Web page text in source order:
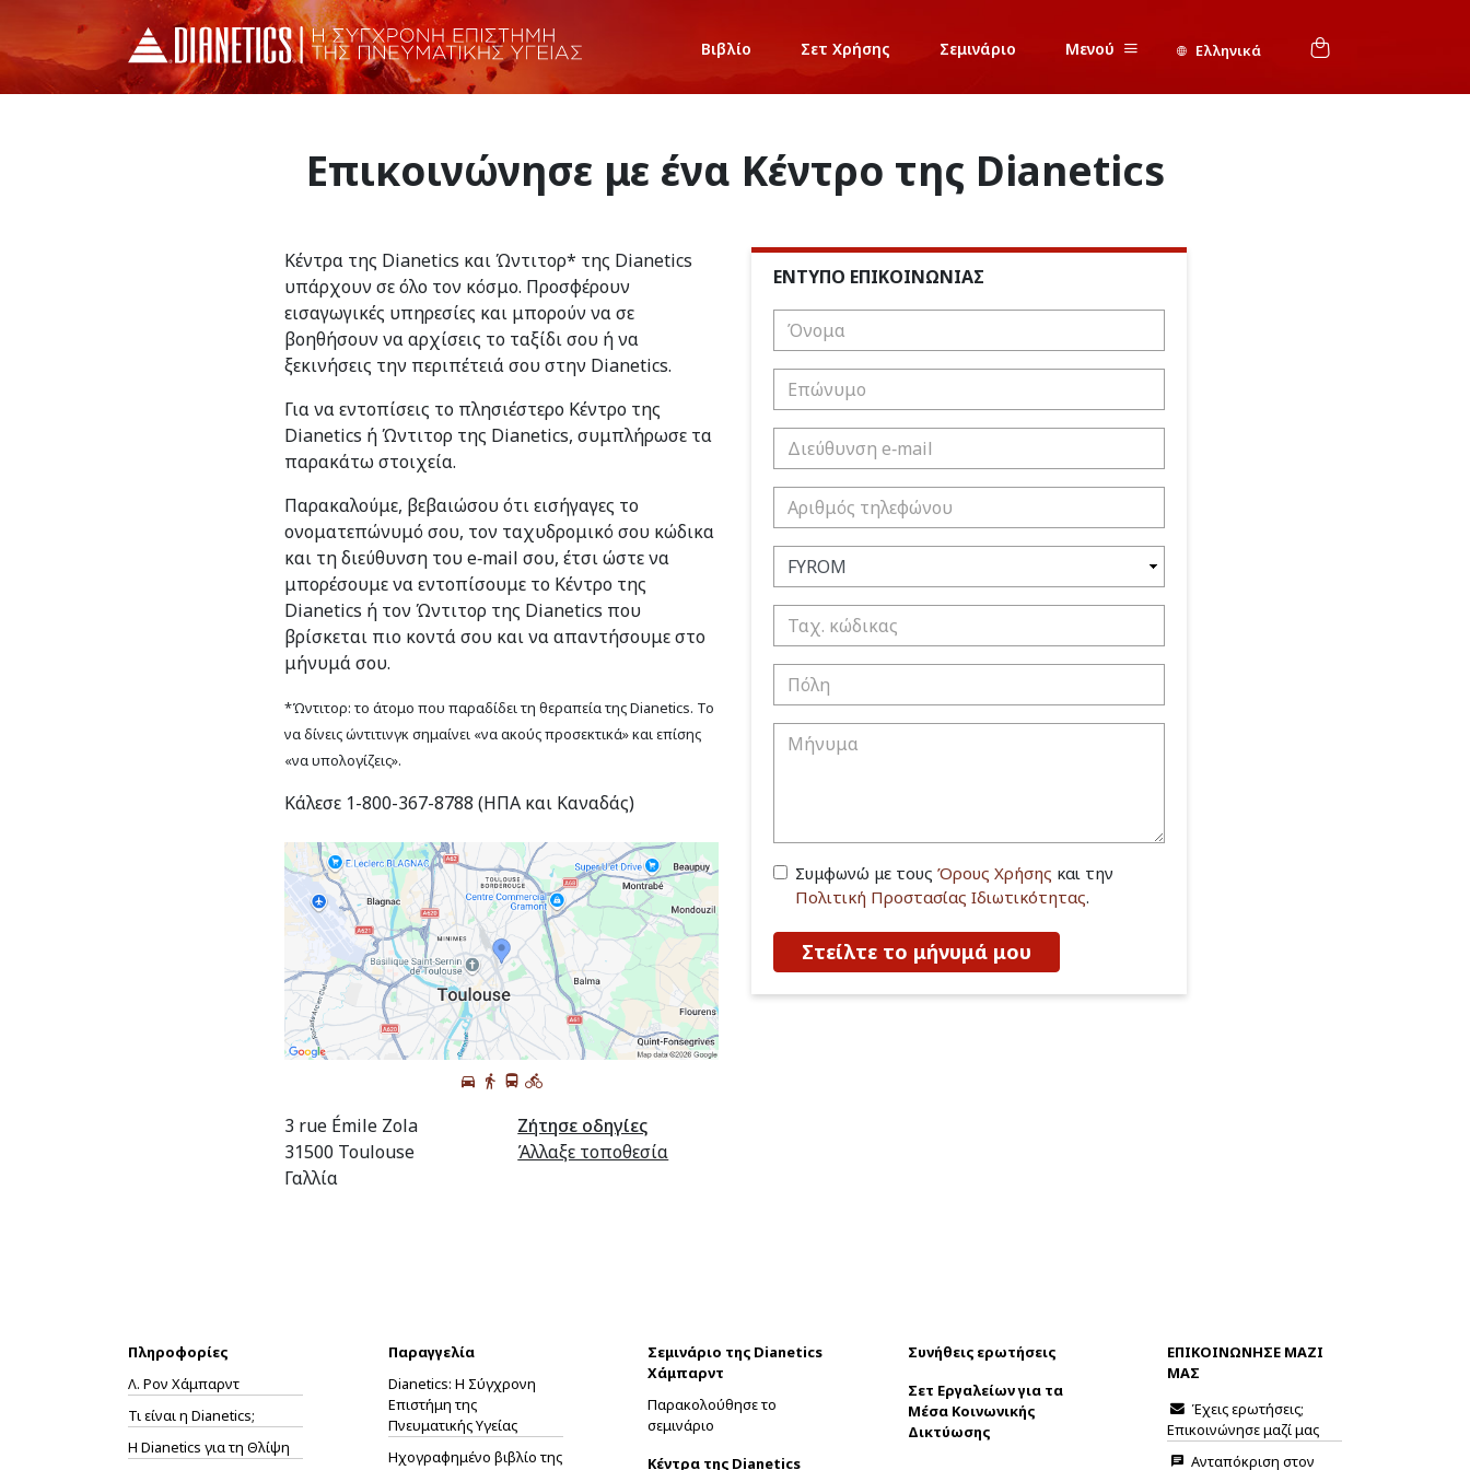
Βιβλίο Σετ Χρήσης Σεμινάριο Μενού Ελληνικά
Επικοινώνησε με ένα Κέντρο της Dianetics
Κέντρα της Dianetics και Ώντιτορ* της Dianetics
υπάρχουν σε όλο τον κόσμο. Προσφέρουν
εισαγωγικές υπηρεσίες και μπορούν να σε
βοηθήσουν να αρχίσεις το ταξίδι σου ή να
ξεκινήσεις την περιπέτειά σου στην Dianetics.
Για να εντοπίσεις το πλησιέστερο Κέντρο της
Dianetics ή Ώντιτορ της Dianetics, συμπλήρωσε τα
παρακάτω στοιχεία.
Παρακαλούμε, βεβαιώσου ότι εισήγαγες το
ονοματεπώνυμό σου, τον ταχυδρομικό σου κώδικα
και τη διεύθυνση του e‑mail σου, έτσι ώστε να
μπορέσουμε να εντοπίσουμε το Κέντρο της
Dianetics ή τον Ώντιτορ της Dianetics που
βρίσκεται πιο κοντά σου και να απαντήσουμε στο
μήνυμά σου.
*Ώντιτορ: το άτομο που παραδίδει τη θεραπεία της Dianetics. Το
να δίνεις ώντιτινγκ σημαίνει «να ακούς προσεκτικά» και επίσης
«να υπολογίζεις».
Κάλεσε 1-800-367-8788 (ΗΠΑ και Καναδάς)
3 rue Émile Zola
31500 Toulouse
Γαλλία
Ζήτησε οδηγίες
Άλλαξε τοποθεσία
ΕΝΤΥΠΟ ΕΠΙΚΟΙΝΩΝΙΑΣ
Συμφωνώ με τους Όρους Χρήσης και την
Πολιτική Προστασίας Ιδιωτικότητας.
Στείλτε το μήνυμά μου
Πληροφορίες
Λ. Ρον Χάμπαρντ
Τι είναι η Dianetics;
Η Dianetics για τη Θλίψη
Παραγγελία
Dianetics: Η Σύγχρονη
Επιστήμη της
Πνευματικής Υγείας
Ηχογραφημένο βιβλίο της
Σεμινάριο της Dianetics
Χάμπαρντ
Παρακολούθησε το
σεμινάριο
Κέντρα της Dianetics
Συνήθεις ερωτήσεις
Σετ Εργαλείων για τα
Μέσα Κοινωνικής
Δικτύωσης
ΕΠΙΚΟΙΝΩΝΗΣΕ ΜΑΖΙ
ΜΑΣ
Έχεις ερωτήσεις;
Επικοινώνησε μαζί μας
Ανταπόκριση στον